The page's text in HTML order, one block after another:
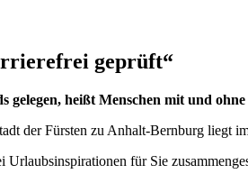
geprüft“
heißt Menschen mit und
der Fürsten zu Anhalt-Bernburg liegt
für Sie